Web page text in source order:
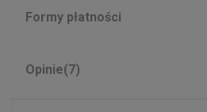
Formy płatności
Opinie(7)